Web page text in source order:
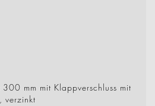
mm mit Klappverschluss mit
verzinkt